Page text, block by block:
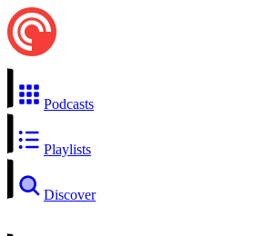
Podcasts
Playlists
Discover